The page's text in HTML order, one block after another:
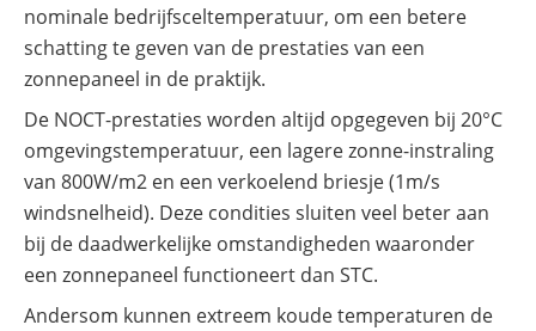
nominale bedrijfsceltemperatuur, om een betere
schatting te geven van de prestaties van een
zonnepaneel in de praktijk.
De NOCT-prestaties worden altijd opgegeven bij 20°C
omgevingstemperatuur, een lagere zonne-instraling
van 800W/m2 en een verkoelend briesje (1m/s
windsnelheid). Deze condities sluiten veel beter aan
bij de daadwerkelijke omstandigheden waaronder
een zonnepaneel functioneert dan STC.
Andersom kunnen extreem koude temperaturen de